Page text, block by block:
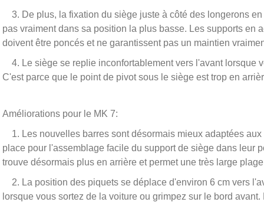
3. De plus, la fixation du siège juste à côté des longerons
pas vraiment dans sa position la plus basse. Les supports en
doivent être poncés et ne garantissent pas un maintien
4. Le siège se replie inconfortablement vers l'avant lorsque
C'est parce que le point de pivot sous le siège est trop en
Améliorations pour le MK 7:
1. Les nouvelles barres sont désormais mieux adaptées
place pour l'assemblage facile du support de siège dans leur
trouve désormais plus en arrière et permet une très large
2. La position des piquets se déplace d'environ 6 cm vers
lorsque vous sortez de la voiture ou grimpez sur le bord